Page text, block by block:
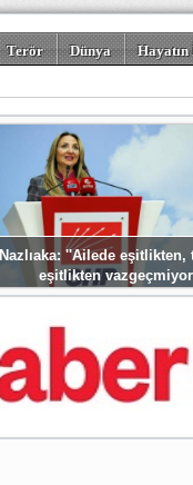
Terör Dünya
Nazlıaka: ''Ailede eşitlikten,
eşitlikten